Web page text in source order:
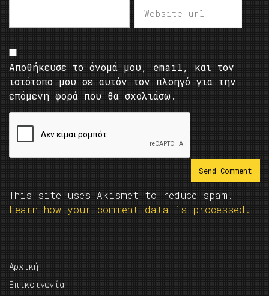
Αποθήκευσε το όνομά μου, email, και τον
ιστότοπο μου σε αυτόν τον πλοηγό για την
επόμενη φορά που θα σχολιάσω.
This site uses Akismet to reduce spam.
Learn how your comment data is processed.
Αρχική
Επικοινωνία